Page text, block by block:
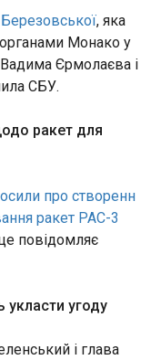
Реджепа
"перебуває під
"братів-
ненавидить
дронів. Про
Раду
стороні
безпілотників
спеку
охорони
ще можуть
Про це
оскільки,
сягне 43°C.
Березовської, яка
Монако у
Вадима Єрмолаєва і
СБУ.
ракет для
про створенн
ракет PAC-3
повідомляє
укласти угоду
і глава